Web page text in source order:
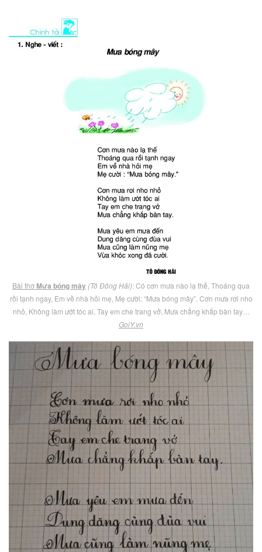
Bài thơ Mưa bóng mây (Tô Đông Hải): Có cơn mưa nào lạ thế, Thoáng qua
rồi tạnh ngay, Em về nhà hỏi mẹ, Mẹ cười: “Mưa bóng mây”. Cơn mưa rơi nho
nhỏ, Không làm ướt tóc ai, Tay em che trang vở, Mưa chẳng khắp bàn tay…
GoiY.vn